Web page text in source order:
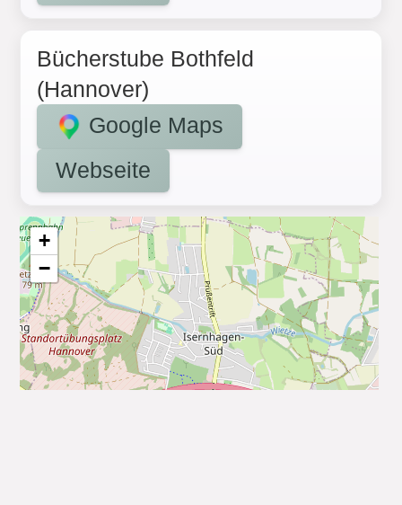
Bücherstube Bothfeld
(Hannover)
Google Maps
Webseite
+
−